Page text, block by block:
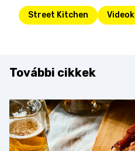
Street Kitchen
További cikkek